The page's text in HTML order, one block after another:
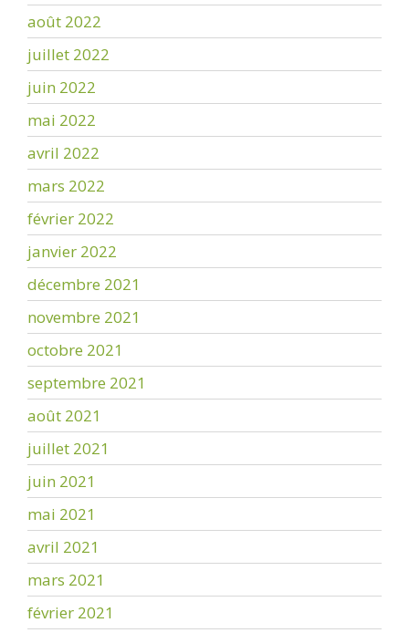
août 2022
juillet 2022
juin 2022
mai 2022
avril 2022
mars 2022
février 2022
janvier 2022
décembre 2021
novembre 2021
octobre 2021
septembre 2021
août 2021
juillet 2021
juin 2021
mai 2021
avril 2021
mars 2021
février 2021